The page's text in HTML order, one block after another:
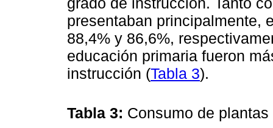
presentaban principalmente,
88,4% y 86,6%,
educación primaria fueron
instrucción (Tabla 3).
Tabla 3: Consumo de